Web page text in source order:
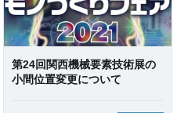
第24回関西機械要素技術展の
小間位置変更について